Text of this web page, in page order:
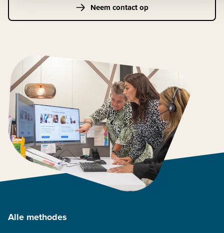
Neem contact op
Alle methodes